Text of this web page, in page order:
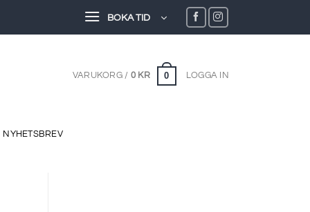
BOKA TID
VARUKORG / 0 KR 0 LOGGA IN
NYHETSBREV